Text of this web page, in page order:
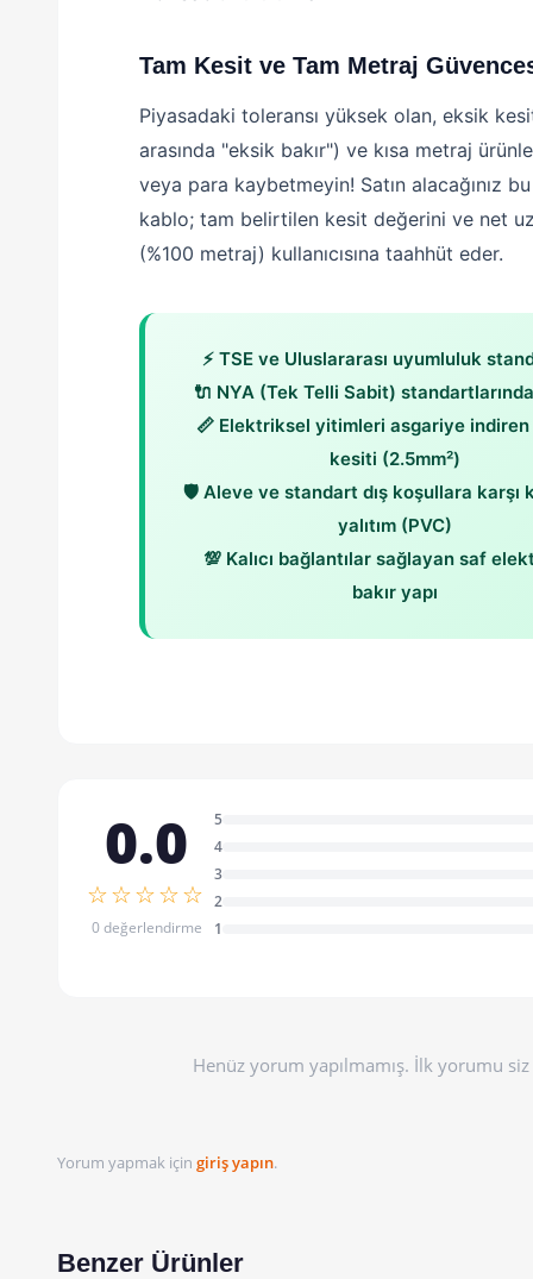
Tam Kesit ve Tam Metraj
Piyasadaki toleransı yüksek olan, eksik
arasında "eksik bakır") ve kısa metraj
veya para kaybetmeyin! Satın alacağınız
kablo; tam belirtilen kesit değerini ve net
(%100 metraj) kullanıcısına taahhüt eder.
⚡ TSE ve Uluslararası uyumluluk
🔌 NYA (Tek Telli Sabit)
📏 Elektriksel yitimleri asgariye
kesiti (2.5mm²)
🛡️ Aleve ve standart dış koşullara karşı
yalıtım (PVC)
💯 Kalıcı bağlantılar sağlayan saf
bakır yapı
0.0
☆☆☆☆☆
0 değerlendirme
5
4
3
2
1
Henüz yorum yapılmamış. İlk yorumu siz
Yorum yapmak için giriş yapın.
Benzer Ürünler